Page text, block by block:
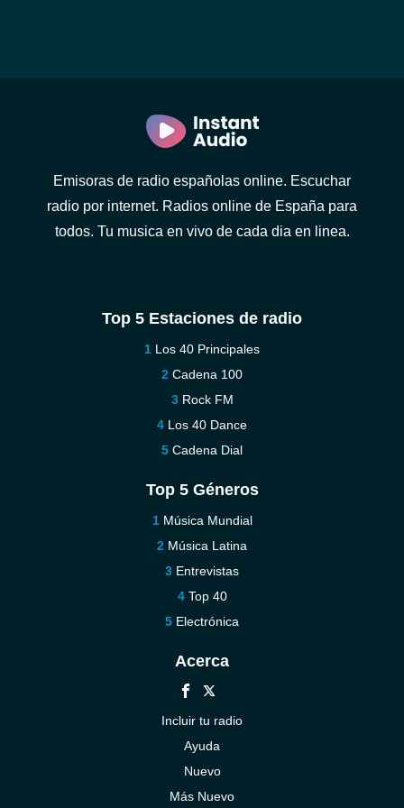
Emisoras de radio españolas online. Escuchar
radio por internet. Radios online de España para
todos. Tu musica en vivo de cada dia en linea.
Top 5 Estaciones de radio
Los 40 Principales
Cadena 100
Rock FM
Los 40 Dance
Cadena Dial
Top 5 Géneros
Música Mundial
Música Latina
Entrevistas
Top 40
Electrónica
Acerca
Incluir tu radio
Ayuda
Nuevo
Más Nuevo